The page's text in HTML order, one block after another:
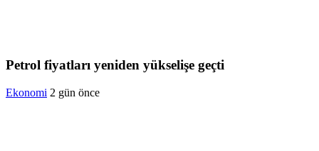
Petrol fiyatları yeniden yükselişe geçti
Ekonomi 2 gün önce